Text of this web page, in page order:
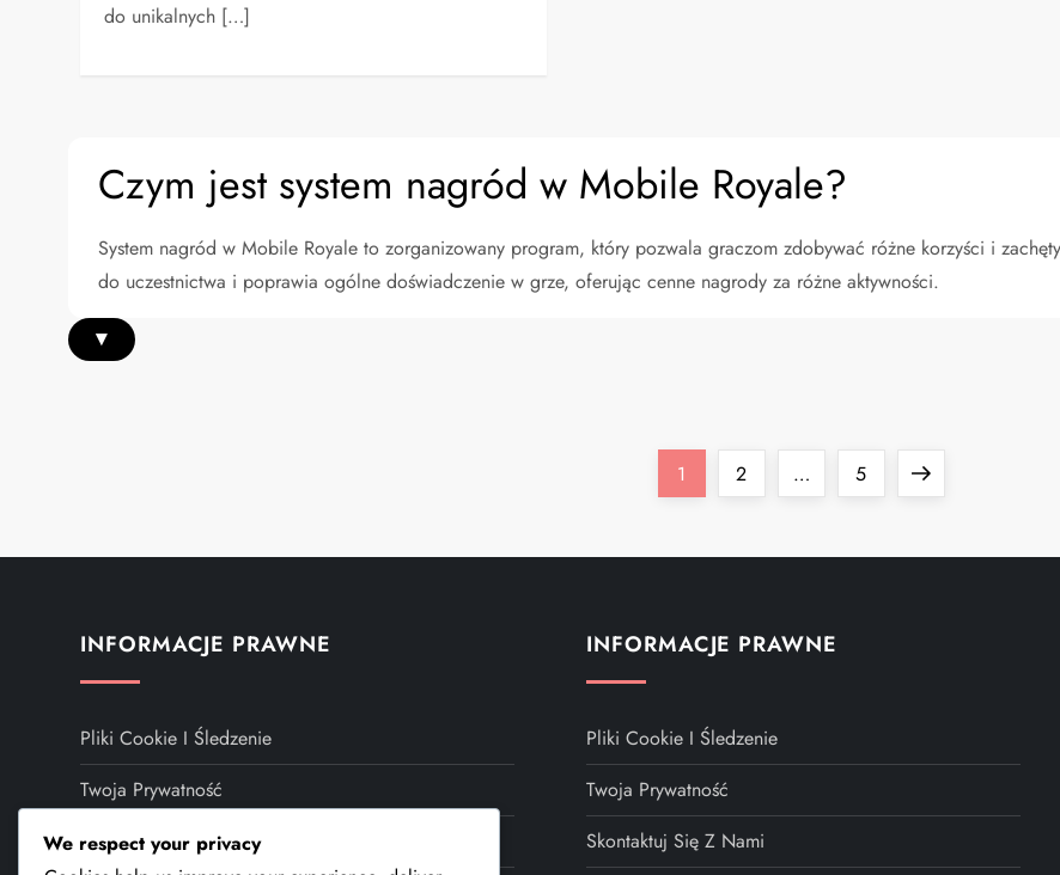
do unikalnych […]
Czym jest system nagród w Mobile Royale?
System nagród w Mobile Royale to zorganizowany program, który pozwala graczom zdobywać różne korzyści i
do uczestnictwa i poprawia ogólne doświadczenie w grze, oferując cenne nagrody za różne aktywności.
▾
t
s
p
a
Page
1 Page
2 … Page
5
Next
INFORMACJE PRAWNE
Pliki Cookie I Śledzenie
Twoja Prywatność
Skontaktuj Się Z Nami
INFORMACJE PRAWNE
Pliki Cookie I Śledzenie
Twoja Prywatność
Skontaktuj Się Z Nami
We respect your privacy